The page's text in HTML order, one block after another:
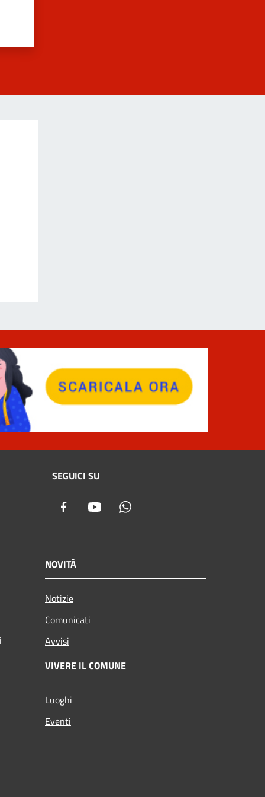
SEGUICI SU
Facebook Youtube
NOVITÀ
Notizie
Comunicati
Avvisi
VIVERE IL COMUNE
Luoghi
Eventi